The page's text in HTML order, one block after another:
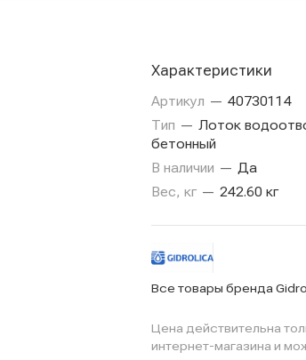
Характеристики
Артикул — 40730114
Тип — Лоток
бетонный
В наличии — Да
Вес, кг — 242.60 кг
Все товары бренда
Цена действительна
интернет-магазина и